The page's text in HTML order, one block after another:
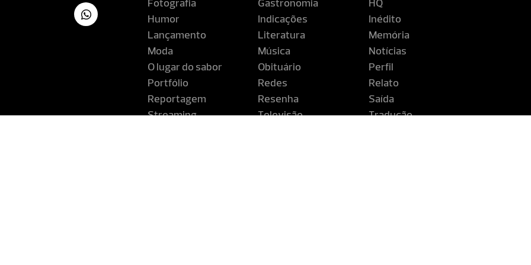
Fotografia
Gastronomia
HQ
Humor
Indicações
Inédito
Lançamento
Literatura
Memória
Moda
Música
Notícias
O lugar do sabor
Obituário
Perfil
Portfólio
Redes
Relato
Reportagem
Resenha
Saída
Streaming
Televisão
Tradução